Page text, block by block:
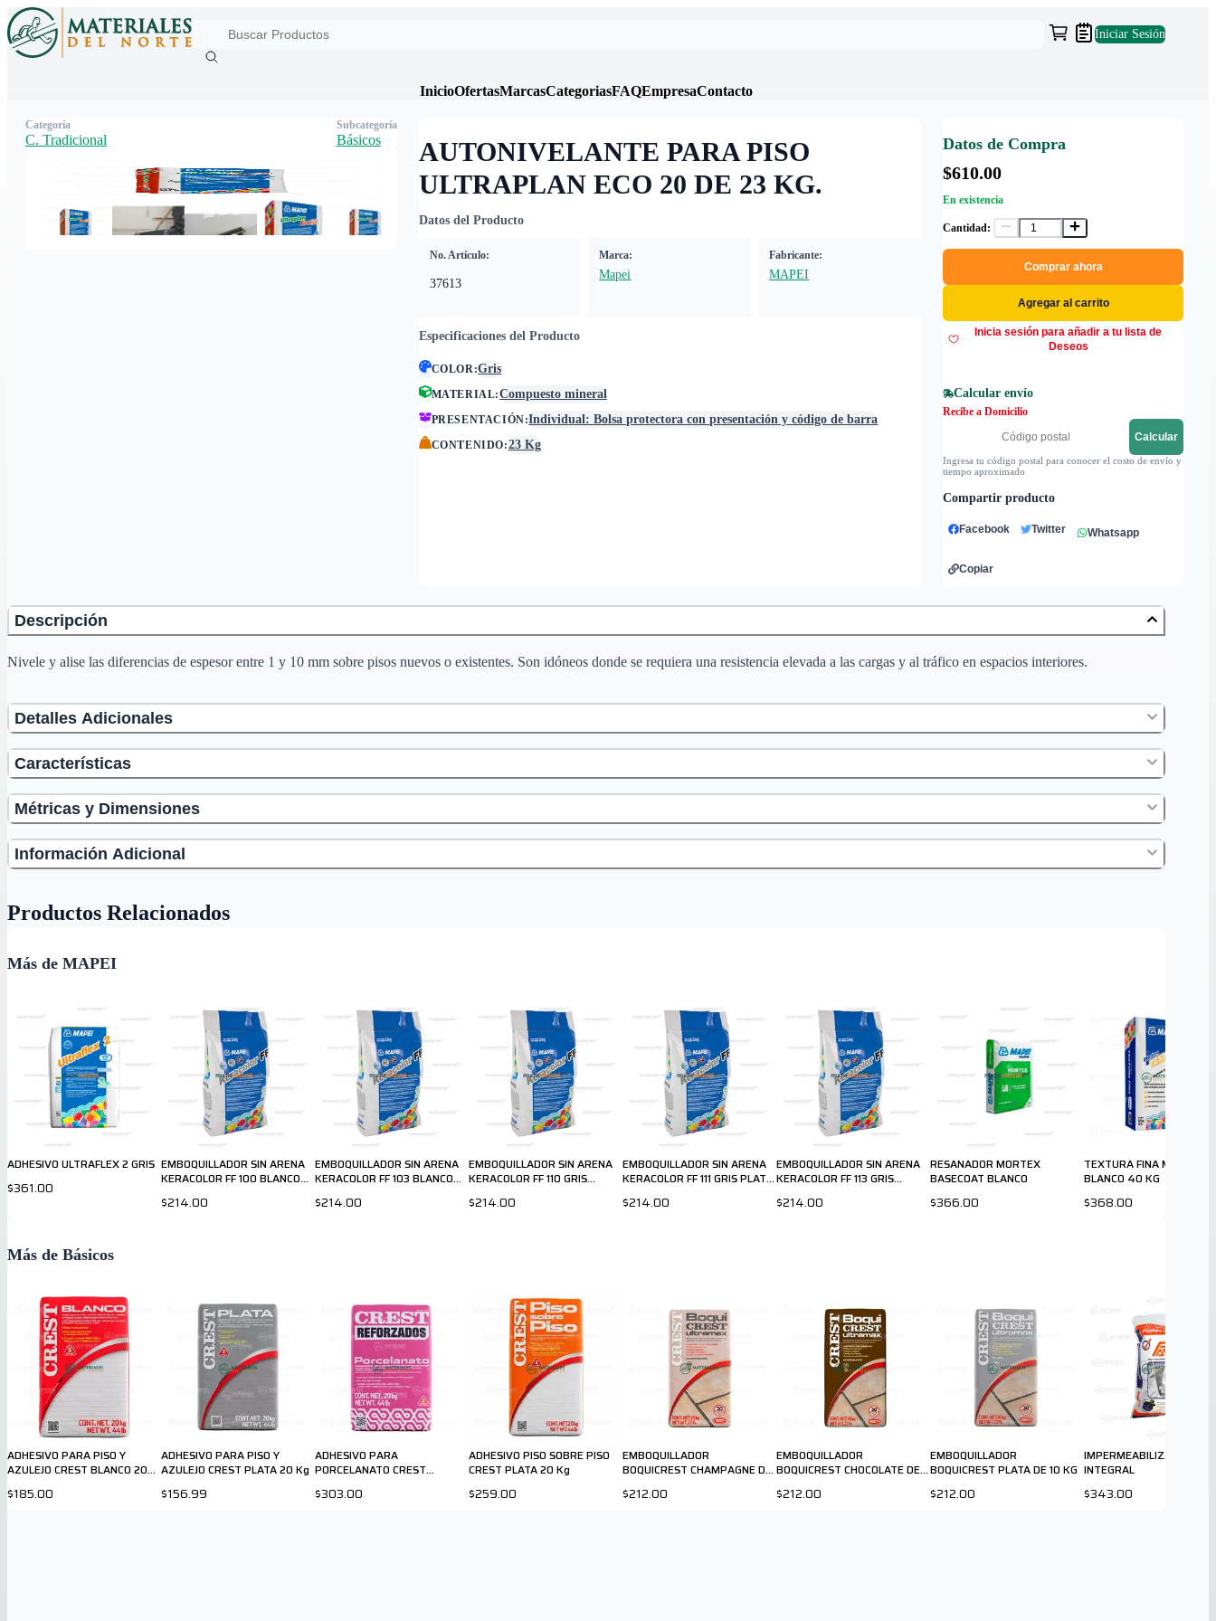
Iniciar Sesión
InicioOfertasMarcasCategoriasFAQEmpresaContacto
AUTONIVELANTE PARA PISO
ULTRAPLAN ECO 20 DE 23 KG.
Datos del Producto
No. Artículo:
37613
Marca:
Mapei
Fabricante:
MAPEI
Especificaciones del Producto
COLOR:Gris
MATERIAL:Compuesto mineral
PRESENTACIÓN:Individual: Bolsa protectora con presentación y código de barra
CONTENIDO:23 Kg
Datos de Compra
$610.00
En existencia
Cantidad:
Comprar ahora
Agregar al carrito
Inicia sesión para añadir a tu lista de
Deseos
Calcular envío
Recibe a Domicilio
Calcular
Ingresa tu código postal para conocer el costo de envío y
tiempo aproximado
Compartir producto
Facebook Twitter Whatsapp
Copiar
Categoría
C. Tradicional
Subcategoría
Básicos
Descripción
Nivele y alise las diferencias de espesor entre 1 y 10 mm sobre pisos nuevos o existentes. Son idóneos donde se requiera una resistencia elevada a las cargas y al tráfico en espacios interiores.
Detalles Adicionales
Características
Métricas y Dimensiones
Información Adicional
Productos Relacionados
Más de MAPEI
ADHESIVO ULTRAFLEX 2 GRIS
$361.00
EMBOQUILLADOR SIN ARENA
KERACOLOR FF 100 BLANCO
$214.00
EMBOQUILLADOR SIN ARENA
KERACOLOR FF 103 BLANCO
$214.00
EMBOQUILLADOR SIN ARENA
KERACOLOR FF 110 GRIS
$214.00
EMBOQUILLADOR SIN ARENA
KERACOLOR FF 111 GRIS PLATA
$214.00
EMBOQUILLADOR SIN ARENA
KERACOLOR FF 113 GRIS
$214.00
RESANADOR MORTEX
BASECOAT BLANCO
$366.00
TEXTURA FINA MORTEX
BLANCO 40 KG
$368.00
Más de Básicos
ADHESIVO PARA PISO Y
AZULEJO CREST BLANCO 20
$185.00
ADHESIVO PARA PISO Y
AZULEJO CREST PLATA 20 Kg
$156.99
ADHESIVO PARA
PORCELANATO CREST
$303.00
ADHESIVO PISO SOBRE PISO
CREST PLATA 20 Kg
$259.00
EMBOQUILLADOR
BOQUICREST CHAMPAGNE DE
$212.00
EMBOQUILLADOR
BOQUICREST CHOCOLATE DE
$212.00
EMBOQUILLADOR
BOQUICREST PLATA DE 10 KG
$212.00
IMPERMEABILIZANTE
INTEGRAL
$343.00